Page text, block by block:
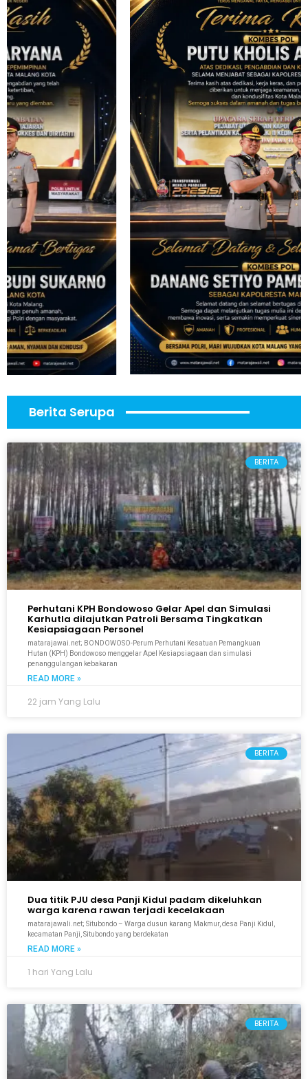
Berita Serupa
BERITA
Perhutani KPH Bondowoso Gelar Apel dan Simulasi
Karhutla dilajutkan Patroli Bersama Tingkatkan
Kesiapsiagaan Personel
matarajawai.net; BONDOWOSO-Perum Perhutani Kesatuan Pemangkuan
Hutan (KPH) Bondowoso menggelar Apel Kesiapsiagaan dan simulasi
penanggulangan kebakaran
READ MORE »
22 jam Yang Lalu
BERITA
Dua titik PJU desa Panji Kidul padam dikeluhkan
warga karena rawan terjadi kecelakaan
matarajawali.net; Situbondo – Warga dusun karang Makmur, desa Panji Kidul,
kecamatan Panji, Situbondo yang berdekatan
READ MORE »
1 hari Yang Lalu
BERITA